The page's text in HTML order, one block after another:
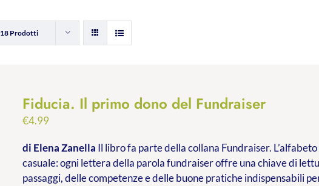
18 Prodotti
Fiducia. Il primo dono del Fundraiser
€4.99
di Elena Zanella Il libro fa parte della collana Fundraiser.
casuale: ogni lettera della parola fundraiser offre una chiave di
passaggi, delle competenze e delle buone pratiche indispensabili